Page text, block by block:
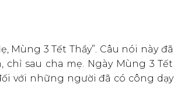
Mùng 3 Tết Thầy”. Câu nói này đã
sau cha mẹ. Ngày Mùng 3 Tết
với những người đã có công dạy